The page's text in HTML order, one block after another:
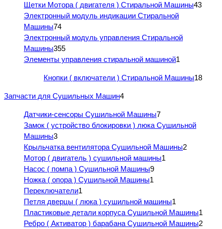
Щетки Мотора ( двигателя ) Стиральной Машины43
Электронный модуль индикации Стиральной
Машины74
Электронный модуль управления Стиральной
Машины355
Элементы управления стиральной машиной1
Кнопки ( включатели ) Стиральной Машины18
Запчасти для Сушильных Машин4
Датчики-сенсоры Сушильной Машины7
Замок ( устройство блокировки ) люка Сушильной
Машины3
Крыльчатка вентилятора Сушильной Машины2
Мотор ( двигатель ) сушильной машины1
Насос ( помпа ) Сушильной Машины9
Ножка ( опора ) Сушильной Машины1
Переключатели1
Петля дверцы ( люка ) сушильной машины1
Пластиковые детали корпуса Сушильной Машины1
Ребро ( Активатор ) барабана Сушильной Машины2